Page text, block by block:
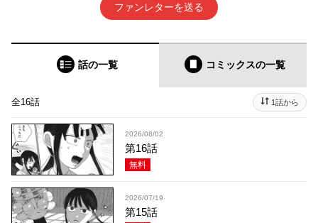
ファンレターを送る
話の一覧 コミックスの一覧
全16話 1話から
2026/08/02
第16話
無料
2026/07/19
第15話